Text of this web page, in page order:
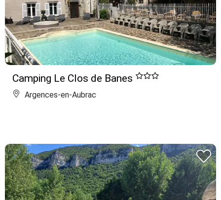
Camping Le Clos de Banes
Argences-en-Aubrac